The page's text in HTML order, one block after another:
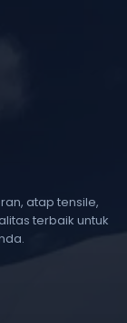
atap tensile,
terbaik untuk